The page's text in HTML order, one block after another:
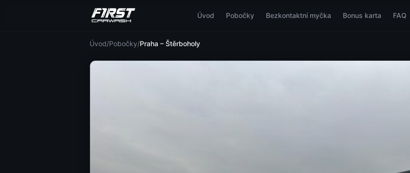
Úvod Pobočky Bezkontaktní myčka Bonus karta FAQ
Úvod/Pobočky/Praha – Štěrboholy